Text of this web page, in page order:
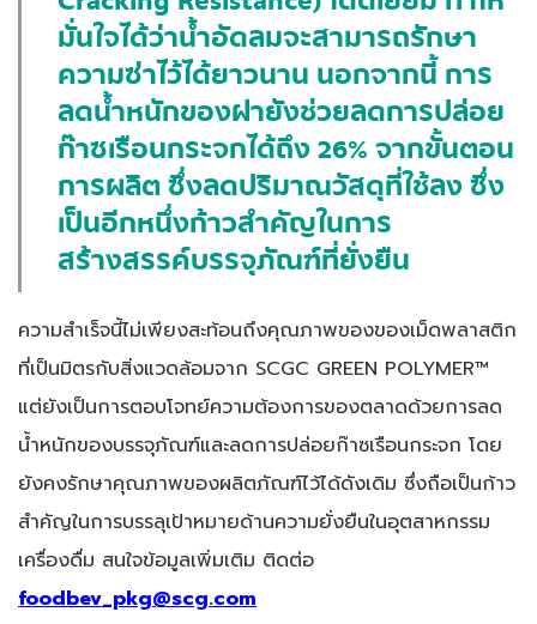
มั่นใจได้ว่าน้ำอัดลมจะสามารถรักษา
ความซ่าไว้ได้ยาวนาน นอกจากนี้ การ
ลดน้ำหนักของฝายังช่วยลดการปล่อย
ก๊าซเรือนกระจกได้ถึง 26% จากขั้นตอน
การผลิต ซึ่งลดปริมาณวัสดุที่ใช้ลง ซึ่ง
เป็นอีกหนึ่งก้าวสำคัญในการ
สร้างสรรค์บรรจุภัณฑ์ที่ยั่งยืน
ความสำเร็จนี้ไม่เพียงสะท้อนถึงคุณภาพของของเม็ดพลาสติก
ที่เป็นมิตรกับสิ่งแวดล้อมจาก SCGC GREEN POLYMER™
แต่ยังเป็นการตอบโจทย์ความต้องการของตลาดด้วยการลด
น้ำหนักของบรรจุภัณฑ์และลดการปล่อยก๊าซเรือนกระจก โดย
ยังคงรักษาคุณภาพของผลิตภัณฑ์ไว้ได้ดังเดิม ซึ่งถือเป็นก้าว
สำคัญในการบรรลุเป้าหมายด้านความยั่งยืนในอุตสาหกรรม
เครื่องดื่ม สนใจข้อมูลเพิ่มเติม ติดต่อ
foodbev_pkg@scg.com